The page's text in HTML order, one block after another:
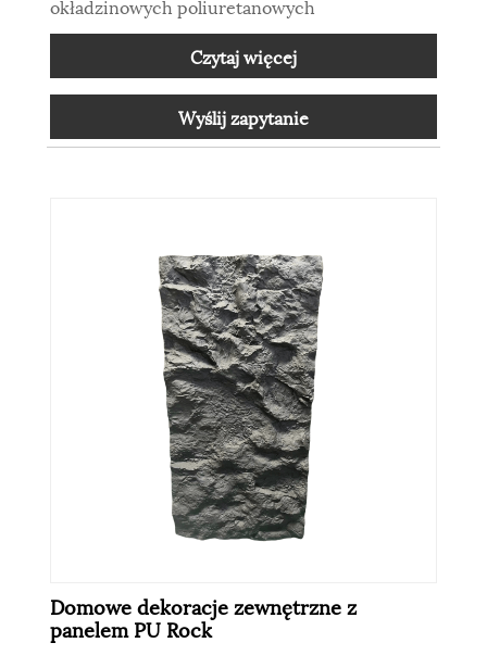
okładzinowych poliuretanowych
Czytaj więcej
Wyślij zapytanie
Domowe dekoracje zewnętrzne z
panelem PU Rock